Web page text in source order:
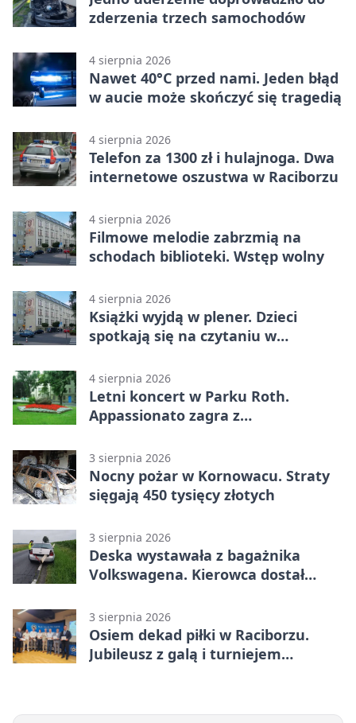
zderzenia trzech samochodów
4 sierpnia 2026
Nawet 40°C przed nami. Jeden błąd
w aucie może skończyć się tragedią
4 sierpnia 2026
Telefon za 1300 zł i hulajnoga. Dwa
internetowe oszustwa w Raciborzu
4 sierpnia 2026
Filmowe melodie zabrzmią na
schodach biblioteki. Wstęp wolny
4 sierpnia 2026
Książki wyjdą w plener. Dzieci
spotkają się na czytaniu w
4 sierpnia 2026
Letni koncert w Parku Roth.
Appassionato zagra z
3 sierpnia 2026
Nocny pożar w Kornowacu. Straty
sięgają 450 tysięcy złotych
3 sierpnia 2026
Deska wystawała z bagażnika
Volkswagena. Kierowca dostał
3 sierpnia 2026
Osiem dekad piłki w Raciborzu.
Jubileusz z galą i turniejem